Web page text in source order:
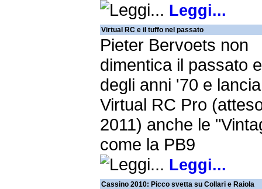
Leggi...
Virtual RC e il tuffo nel passato
Pieter Bervoets non
dimentica il passato
degli anni '70 e
Virtual RC Pro
2011) anche le
come la PB9
Leggi...
Cassino 2010: Picco svetta su Collari e Raiola